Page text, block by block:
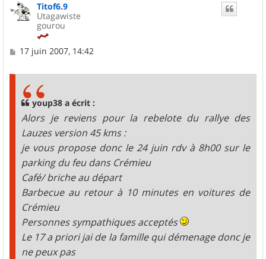
Titof6.9
Utagawiste
gourou
M17 juin 2007, 14:42
youp38 a écrit :
Alors je reviens pour la rebelote du rallye des
Lauzes version 45 kms :
je vous propose donc le 24 juin rdv à 8h00 sur le
parking du feu dans Crémieu
Café/ briche au départ
Barbecue au retour à 10 minutes en voitures de
Crémieu
Personnes sympathiques acceptés
Le 17 a priori jai de la famille qui démenage donc je
ne peux pas